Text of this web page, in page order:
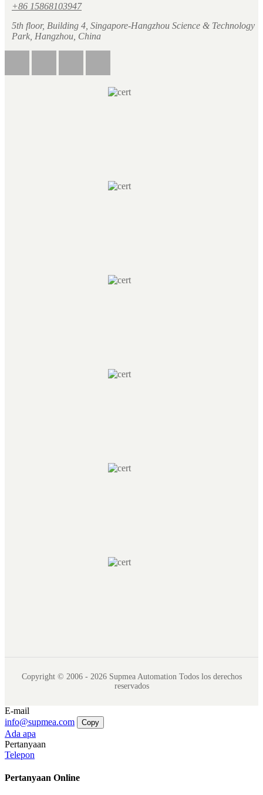
+86 15868103947
5th floor, Building 4, Singapore-Hangzhou Science & Technology
Park, Hangzhou, China
Copyright © 2006 - 2026 Supmea Automation Todos los derechos
reservados
E-mail
info@supmea.com
Copy
Ada apa
Pertanyaan
Telepon
Pertanyaan Online